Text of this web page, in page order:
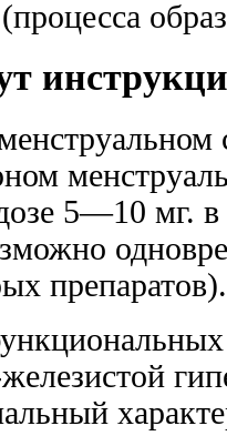
5—10 мг.
препаратов).